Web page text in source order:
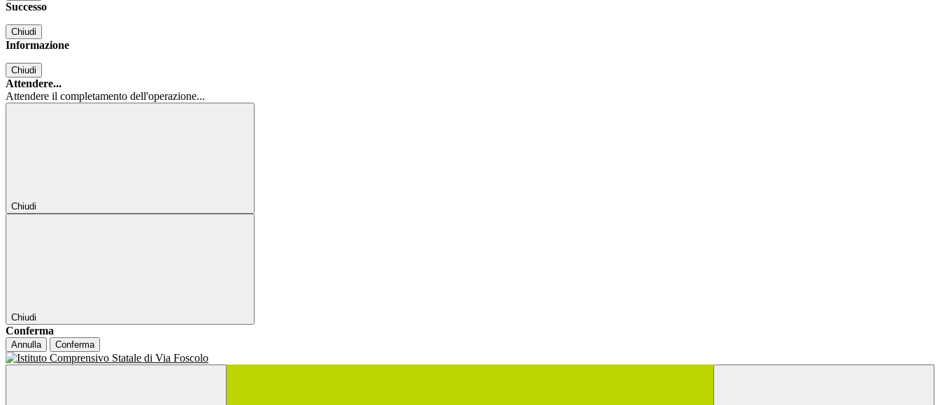
Successo
Chiudi
Informazione
Chiudi
Attendere...
Attendere il completamento dell'operazione...
Chiudi
Chiudi
Conferma
Annulla Conferma